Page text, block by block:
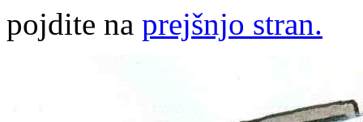
pojdite na prejšnjo stran.